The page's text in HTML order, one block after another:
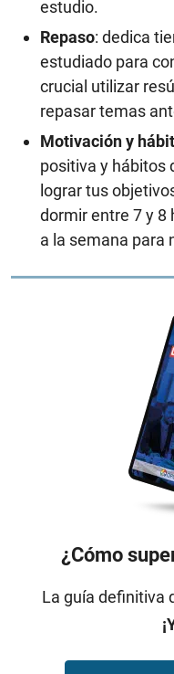
estudio.
Repaso: dedica
estudiado para
crucial utilizar
repasar temas
Motivación y
positiva y hábitos
lograr tus
dormir entre 7 y 8
a la semana para
¿Cómo
La guía definitiva